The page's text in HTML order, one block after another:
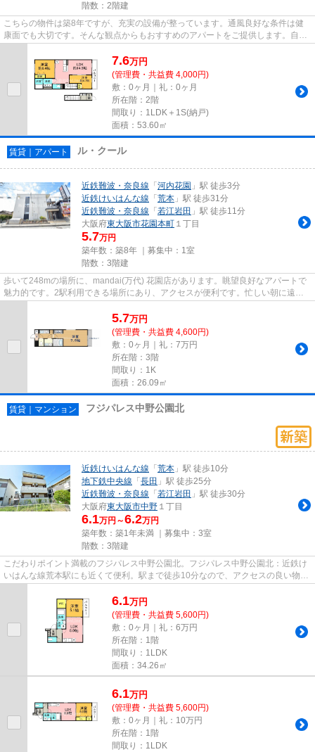
階数：2階建
こちらの物件は築8年ですが、充実の設備が整っています。通風良好な条件は健
康面でも大切です。そんな観点からもおすすめのアパートをご提供します。自走
式駐車場が併設されたアパート...
7.6万円
(管理費・共益費 4,000円)
敷：0ヶ月｜礼：0ヶ月
所在階：2階
間取り：1LDK＋1S(納戸)
面積：53.60㎡
賃貸｜アパート ル・クール
近鉄難波・奈良線 「河内花園 」駅 徒歩3分
近鉄けいはんな線 「荒本 」駅 徒歩31分
近鉄難波・奈良線 「若江岩田 」駅 徒歩11分
大阪府東大阪市花園本町 １丁目
5.7万円
築年数：築8年 ｜募集中： 1室
階数：3階建
歩いて248mの場所に、mandai(万代) 花園店があります。眺望良好なアパートで
魅力的です。2駅利用できる場所にあり、アクセスが便利です。忙しい朝に遠く
までゴミ捨てに行かずに済むよ...
5.7万円
(管理費・共益費 4,600円)
敷：0ヶ月｜礼：7万円
所在階：3階
間取り：1K
面積：26.09㎡
賃貸｜マンション フジパレス中野公園北
近鉄けいはんな線 「荒本 」駅 徒歩10分
地下鉄中央線 「長田 」駅 徒歩25分
近鉄難波・奈良線 「若江岩田 」駅 徒歩30分
大阪府東大阪市中野 １丁目
6.1万円～6.2万円
築年数：築1年未満 ｜募集中： 3室
階数：3階建
こだわりポイント満載のフジパレス中野公園北。フジパレス中野公園北：近鉄け
いはんな線荒本駅にも近くて便利。駅まで徒歩10分なので、アクセスの良い物件
です。忙しい日でもゴミ出し...
6.1万円
(管理費・共益費 5,600円)
敷：0ヶ月｜礼：6万円
所在階：1階
間取り：1LDK
面積：34.26㎡
6.1万円
(管理費・共益費 5,600円)
敷：0ヶ月｜礼：10万円
所在階：1階
間取り：1LDK